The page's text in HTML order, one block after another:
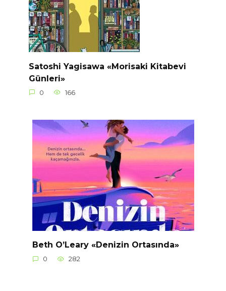
Satoshi Yagisawa «Morisaki Kitabevi
Günleri»
0 166
Beth O’Leary «Denizin Ortasında»
0 282